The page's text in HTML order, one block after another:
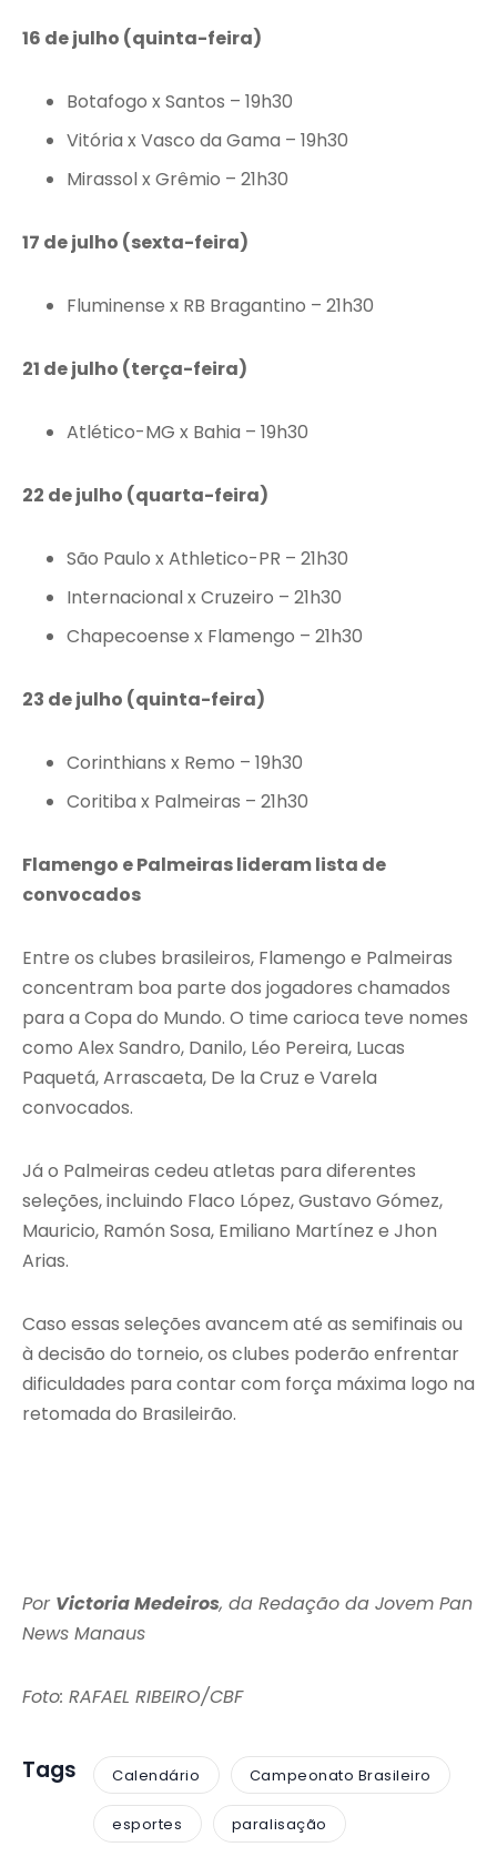
16 de julho (quinta-feira)
Botafogo x Santos – 19h30
Vitória x Vasco da Gama – 19h30
Mirassol x Grêmio – 21h30
17 de julho (sexta-feira)
Fluminense x RB Bragantino – 21h30
21 de julho (terça-feira)
Atlético-MG x Bahia – 19h30
22 de julho (quarta-feira)
São Paulo x Athletico-PR – 21h30
Internacional x Cruzeiro – 21h30
Chapecoense x Flamengo – 21h30
23 de julho (quinta-feira)
Corinthians x Remo – 19h30
Coritiba x Palmeiras – 21h30
Flamengo e Palmeiras lideram lista de
convocados
Entre os clubes brasileiros, Flamengo e Palmeiras
concentram boa parte dos jogadores chamados
para a Copa do Mundo. O time carioca teve nomes
como Alex Sandro, Danilo, Léo Pereira, Lucas
Paquetá, Arrascaeta, De la Cruz e Varela
convocados.
Já o Palmeiras cedeu atletas para diferentes
seleções, incluindo Flaco López, Gustavo Gómez,
Mauricio, Ramón Sosa, Emiliano Martínez e Jhon
Arias.
Caso essas seleções avancem até as semifinais ou
à decisão do torneio, os clubes poderão enfrentar
dificuldades para contar com força máxima logo na
retomada do Brasileirão.
Por Victoria Medeiros, da Redação da Jovem Pan
News Manaus
Foto: RAFAEL RIBEIRO/CBF
Tags Calendário Campeonato Brasileiro
esportes paralisação